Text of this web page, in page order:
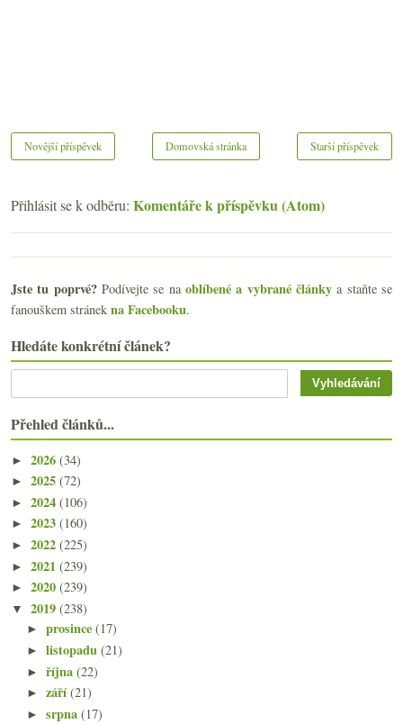
Novější příspěvek Starší příspěvek
Domovská stránka
Přihlásit se k odběru: Komentáře k příspěvku (Atom)
Jste tu poprvé?Podívejte se naoblíbené a vybrané články a staňte se
fanouškem stránek na Facebooku.
Hledáte konkrétní článek?
Přehled článků...
► 2026 (34)
► 2025 (72)
► 2024 (106)
► 2023 (160)
► 2022 (225)
► 2021 (239)
► 2020 (239)
▼ 2019 (238)
►prosince(17)
►listopadu(21)
►října(22)
►září(21)
►srpna(17)